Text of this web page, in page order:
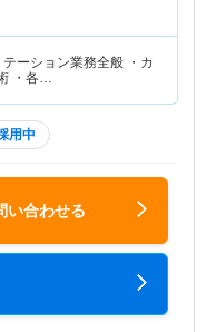
ーション業務全般 ・カ
・各…
用中
い合わせる